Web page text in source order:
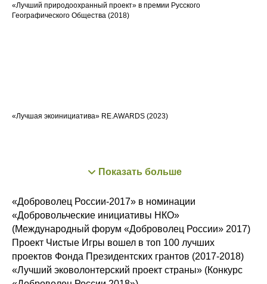
«Лучший природоохранный проект» в премии Русского
Географического Общества (2018)
«Лучшая экоинициатива» RE.AWARDS (2023)
Показать больше
«Доброволец России-2017» в номинации
«Добровольческие инициативы НКО»
(Международный форум «Доброволец России» 2017)
Проект Чистые Игры вошел в топ 100 лучших
проектов Фонда Президентских грантов (2017-2018)
«Лучший эковолонтерский проект страны» (Конкурс